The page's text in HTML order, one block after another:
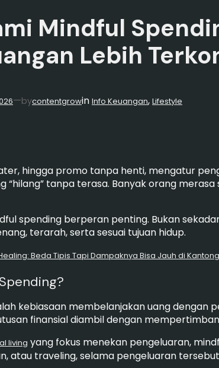
Mindful
Lebih
—bycontentgrowin Info Keuangan, Lifestyle
hingga promo tanpa henti, mengatur
“hilang” tanpa terasa. Banyak orang
spending berperan penting. Bukan
terarah, serta sesuai tujuan hidup.
Beda Tipis Tapi Dampaknya Bisa Jauh di Kantong
kebiasaan membelanjakan uang dengan
finansial diambil dengan
living yang fokus menekan pengeluaran,
atau traveling, selama pengeluaran